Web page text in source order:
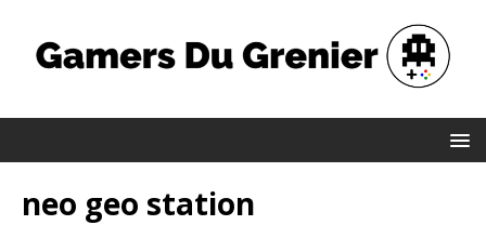
neo geo station